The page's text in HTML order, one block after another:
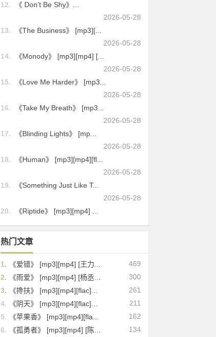
12.
《 Don’t Be Shy》...
2026-05-28
13.
《The Business》 [mp3][...
2026-05-28
14.
《Monody》 [mp3][mp4] [...
2026-05-28
15.
《Love Me Harder》 [mp3...
2026-05-28
16.
《Take My Breath》 [mp3...
2026-05-28
17.
《Blinding Lights》 [mp...
2026-05-28
18.
《Human》 [mp3][mp4][fl...
2026-05-28
19.
《Something Just Like T...
2026-05-28
20.
《Riptide》 [mp3][mp4] ...
热门文章
469
1.
《爱错》 [mp3][mp4] [王力...
300
2.
《雨爱》 [mp3][mp4] [杨丞...
261
3.
《搀扶》 [mp3][mp4][flac]...
211
4.
《阴天》 [mp3][mp4][flac]...
162
5.
《苹果香》 [mp3][mp4][fla...
134
6.
《孤勇者》 [mp3][mp4] [陈...